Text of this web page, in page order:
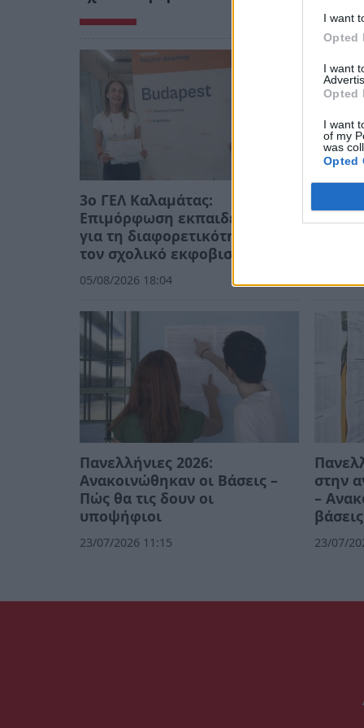
I want
Opted
I want
Opted
I want
of my
was
Opted
3ο ΓΕΛ Καλαμάτας:
Επιμόρφωση εκπαιδευτικών
για τη διαφορετικότητα και
τον σχολικό εκφοβισμό
05/08/2026 18:04
για
Πανελλήνιες 2026:
Ανακοινώθηκαν οι Βάσεις –
Πώς θα τις δουν οι
υποψήφιοι
23/07/2026 11:15
στην
–
23/07/